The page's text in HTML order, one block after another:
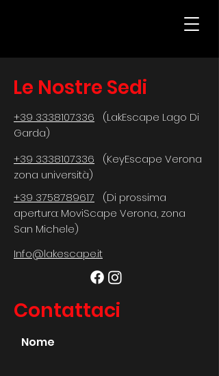
Le Nostre Sedi
+39 3338107336 (LakEscape Lago Di
Garda)
+39 3338107336 (KeyEscape Verona
zona università)
+39 3758789617 (Di prossima
apertura: MoviScape Verona, zona
San Michele)​
Info@lakescape.it
Contattaci
Nome